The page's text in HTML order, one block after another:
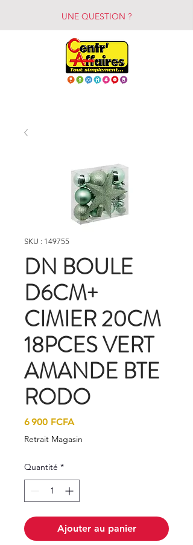
UNE QUESTION ?
SKU : 149755
DN BOULE
D6CM+
CIMIER 20CM
18PCES VERT
AMANDE BTE
RODO
6 900 FCFA
Retrait Magasin
Quantité *
Ajouter au panier